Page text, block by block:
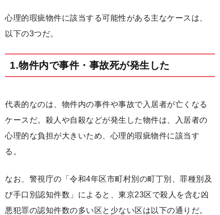
心理的瑕疵物件に該当する可能性がある主なケースは、
以下の3つだ。
1.物件内で事件・事故死が発生した
代表的なのは、物件内の事件や事故で入居者が亡くなる
ケースだ。殺人や自殺などが発生した物件は、入居者の
心理的な負担が大きいため、心理的瑕疵物件に該当す
る。
なお、警視庁の「令和4年区市町村別の町丁別、罪種別及
び手口別認知件数」によると、東京23区で殺人を含む凶
悪犯罪の認知件数の多い区と少ない区は以下の通りだ。